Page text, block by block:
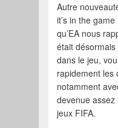
Autre
it’s in the
qu’EA nous
était désormais
dans le jeu,
rapidement les
notamment
devenue
jeux FIFA.